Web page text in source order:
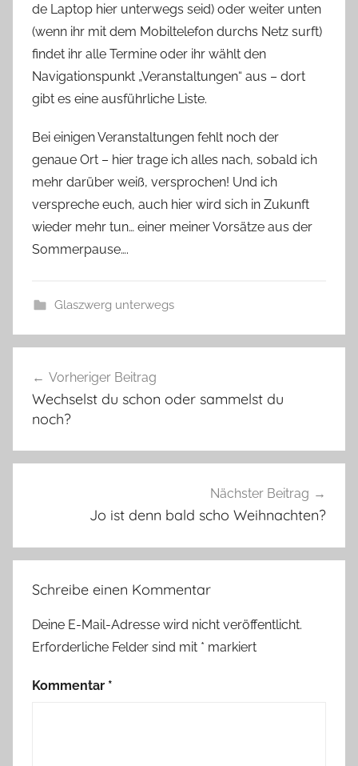
de Laptop hier unterwegs seid) oder weiter unten
(wenn ihr mit dem Mobiltelefon durchs Netz surft)
findet ihr alle Termine oder ihr wählt den
Navigationspunkt „Veranstaltungen“ aus – dort
gibt es eine ausführliche Liste.
Bei einigen Veranstaltungen fehlt noch der
genaue Ort – hier trage ich alles nach, sobald ich
mehr darüber weiß, versprochen! Und ich
verspreche euch, auch hier wird sich in Zukunft
wieder mehr tun… einer meiner Vorsätze aus der
Sommerpause….
Glaszwerg unterwegs
G
s
w
e
r
g
Vorheriger Beitrag
Wechselst du schon oder sammelst du
noch?
Nächster Beitrag
Jo ist denn bald scho Weihnachten?
Schreibe einen Kommentar
Deine E-Mail-Adresse wird nicht veröffentlicht.
Erforderliche Felder sind mit * markiert
Kommentar *